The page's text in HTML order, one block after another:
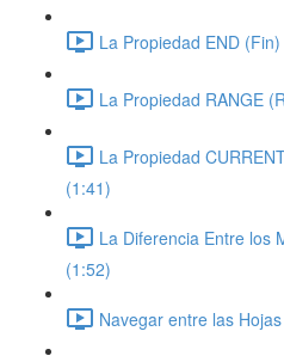
La Propiedad END
La Propiedad RANGE
La Propiedad
(1:41)
La Diferencia Entre los
(1:52)
Navegar entre las